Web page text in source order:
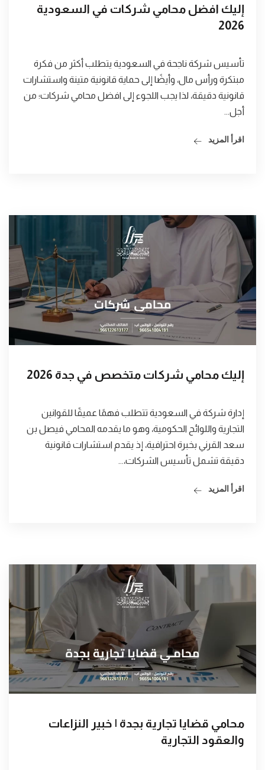
إليك افضل محامي شركات في السعودية
2026
تأسيس شركة ناجحة في السعودية يتطلب أكثر من فكرة
مبتكرة ورأس مال، وأيضًا إلى حماية قانونية متينة واستشارات
قانونية دقيقة، لذا يجب اللجوء إلى افضل محامي شركات؛ من
أجل...
اقرأ المزيد
إليك محامي شركات متخصص في جدة 2026
إدارة شركة في السعودية تتطلب فهمًا عميقًا للقوانين
التجارية واللوائح الحكومية، وهو ما يقدمه المحامي فيصل بن
سعد القرني بخبرة احترافية، إذ يقدم استشارات قانونية
دقيقة تشمل تأسيس الشركات،...
اقرأ المزيد
محامي قضايا تجارية بجدة | خبير النزاعات
والعقود التجارية